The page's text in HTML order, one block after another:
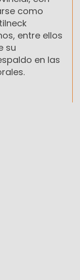
como
entre ellos
su
en las